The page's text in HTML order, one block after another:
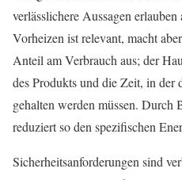
verlässlichere Aussagen
Vorheizen ist relevant, macht
Anteil am Verbrauch aus; der
des Produkts und die Zeit, in der
gehalten werden müssen. Durch
reduziert so den spezifischen
Sicherheitsanforderungen sind